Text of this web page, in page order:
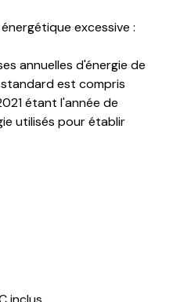
excessive :
annuelles d'énergie de
est compris
étant l'année de
utilisés pour établir